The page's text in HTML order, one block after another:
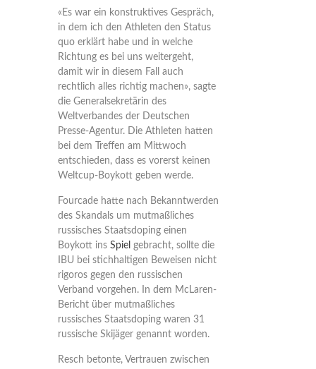
«Es war ein konstruktives Gespräch,
in dem ich den Athleten den Status
quo erklärt habe und in welche
Richtung es bei uns weitergeht,
damit wir in diesem Fall auch
rechtlich alles richtig machen», sagte
die Generalsekretärin des
Weltverbandes der Deutschen
Presse-Agentur. Die Athleten hatten
bei dem Treffen am Mittwoch
entschieden, dass es vorerst keinen
Weltcup-Boykott geben werde.
Fourcade hatte nach Bekanntwerden
des Skandals um mutmaßliches
russisches Staatsdoping einen
Boykott ins Spiel gebracht, sollte die
IBU bei stichhaltigen Beweisen nicht
rigoros gegen den russischen
Verband vorgehen. In dem McLaren-
Bericht über mutmaßliches
russisches Staatsdoping waren 31
russische Skijäger genannt worden.
Resch betonte, Vertrauen zwischen